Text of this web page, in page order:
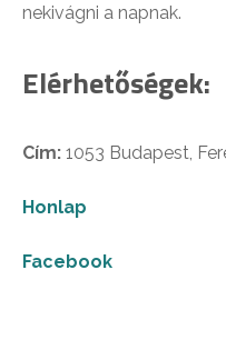
nekivágni a napnak.
Elérhetőségek:
Cím: 1053 Budapest,
Honlap
Facebook